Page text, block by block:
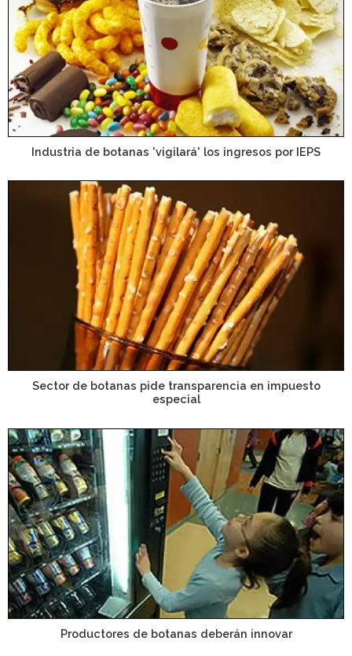
Industria de botanas 'vigilará' los ingresos por IEPS
Sector de botanas pide transparencia en impuesto
especial
Productores de botanas deberán innovar